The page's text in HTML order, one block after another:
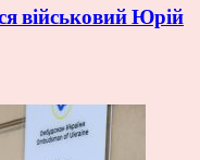
військовий Юрій